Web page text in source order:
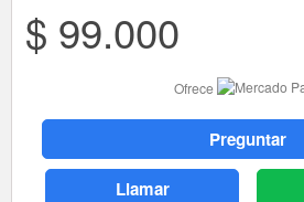
$ 99.000
Ofrece
Preguntar
Llamar